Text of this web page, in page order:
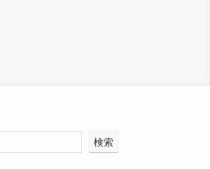
検索